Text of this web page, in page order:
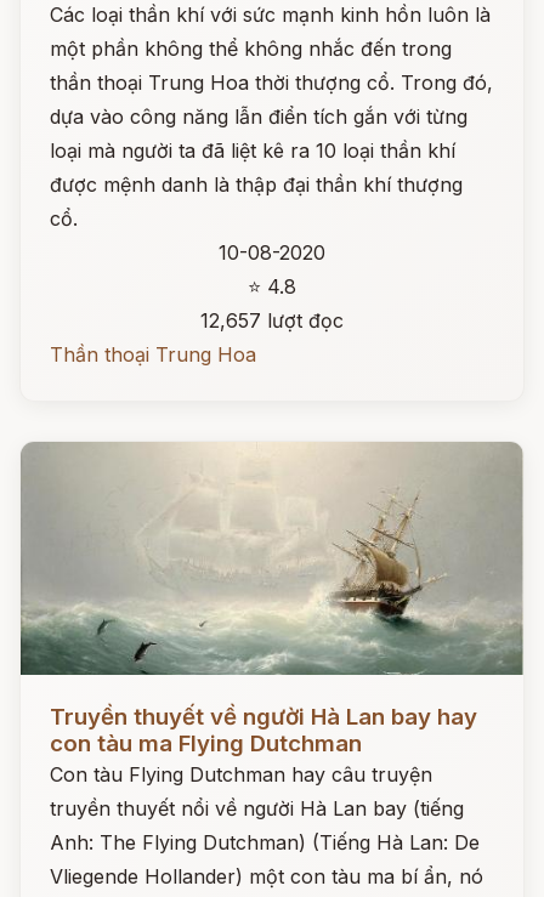
Các loại thần khí với sức mạnh kinh hồn luôn là
một phần không thể không nhắc đến trong
thần thoại Trung Hoa thời thượng cổ. Trong đó,
dựa vào công năng lẫn điển tích gắn với từng
loại mà người ta đã liệt kê ra 10 loại thần khí
được mệnh danh là thập đại thần khí thượng
cổ.
10-08-2020
⭐ 4.8
12,657 lượt đọc
Thần thoại Trung Hoa
Đọc ngay
Truyền thuyết về người Hà Lan bay hay
con tàu ma Flying Dutchman
Con tàu Flying Dutchman hay câu truyện
truyền thuyết nổi về người Hà Lan bay (tiếng
Anh: The Flying Dutchman) (Tiếng Hà Lan: De
Vliegende Hollander) một con tàu ma bí ẩn, nó